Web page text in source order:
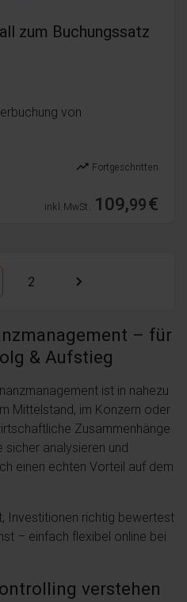
zum Buchungssatz
von
trending_up Fortgeschritten
inkl. MwSt. 109,99€
2
– für
& Aufstieg
ist in nahezu
Mittelstand, im Konzern oder
Zusammenhänge
analysieren und
einen echten Vorteil auf dem
Investitionen richtig bewertest
– einfach flexibel online bei
verstehen